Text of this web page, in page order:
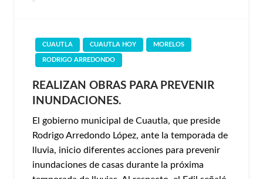
CUAUTLA CUAUTLA HOY MORELOS
RODRIGO ARREDONDO
REALIZAN OBRAS PARA PREVENIR
INUNDACIONES.
El gobierno municipal de Cuautla, que preside
Rodrigo Arredondo López, ante la temporada de
lluvia, inicio diferentes acciones para prevenir
inundaciones de casas durante la próxima